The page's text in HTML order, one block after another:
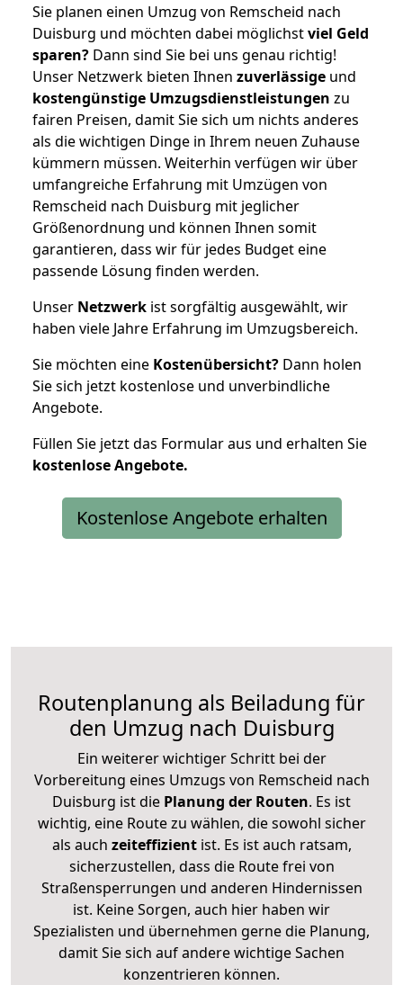
Sie planen einen Umzug von Remscheid nach
Duisburg und möchten dabei möglichstviel Geld
sparen? Dann sind Sie bei uns genau richtig!
Unser Netzwerk bieten Ihnen zuverlässige und
kostengünstige Umzugsdienstleistungen zu
fairen Preisen, damit Sie sich um nichts anderes
als die wichtigen Dinge in Ihrem neuen Zuhause
kümmern müssen. Weiterhin verfügen wir über
umfangreiche Erfahrung mit Umzügen von
Remscheid nach Duisburg mit jeglicher
Größenordnung und können Ihnen somit
garantieren, dass wir für jedes Budget eine
passende Lösung finden werden.
Unser Netzwerk ist sorgfältig ausgewählt, wir
haben viele Jahre Erfahrung im Umzugsbereich.
Sie möchten eine Kostenübersicht? Dann holen
Sie sich jetzt kostenlose und unverbindliche
Angebote.
Füllen Sie jetzt das Formular aus und erhalten Sie
kostenloseAngebote.
Kostenlose Angebote erhalten
Routenplanung als Beiladung für
den Umzug nach Duisburg
Ein weiterer wichtiger Schritt bei der
Vorbereitung eines Umzugs von Remscheid nach
Duisburg ist die Planung der Routen. Es ist
wichtig, eine Route zu wählen, die sowohl sicher
als auch zeiteffizientist. Es ist auch ratsam,
sicherzustellen, dass die Route frei von
Straßensperrungen und anderen Hindernissen
ist. Keine Sorgen, auch hier haben wir
Spezialisten und übernehmen gerne die Planung,
damit Sie sich auf andere wichtige Sachen
konzentrieren können.